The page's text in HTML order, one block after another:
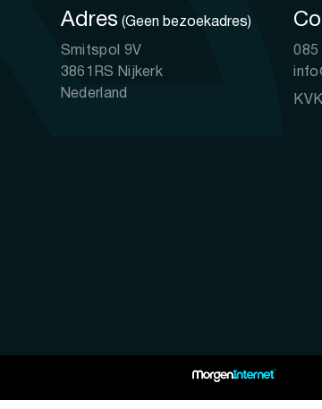
Adres (Geen bezoekadres)
Smitspol 9V
3861RS Nijkerk
Nederland
085